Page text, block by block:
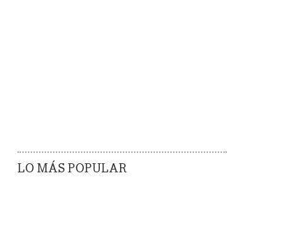
LO MÁS POPULAR